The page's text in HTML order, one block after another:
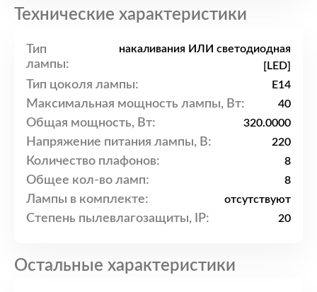
Технические характеристики
Тип
лампы:
накаливания ИЛИ светодиодная
[LED]
Тип цоколя лампы: E14
Максимальная мощность лампы, Вт: 40
Общая мощность, Вт: 320.0000
Напряжение питания лампы, В: 220
Количество плафонов: 8
Общее кол-во ламп: 8
Лампы в комплекте: отсутствуют
Степень пылевлагозащиты, IP: 20
Остальные характеристики